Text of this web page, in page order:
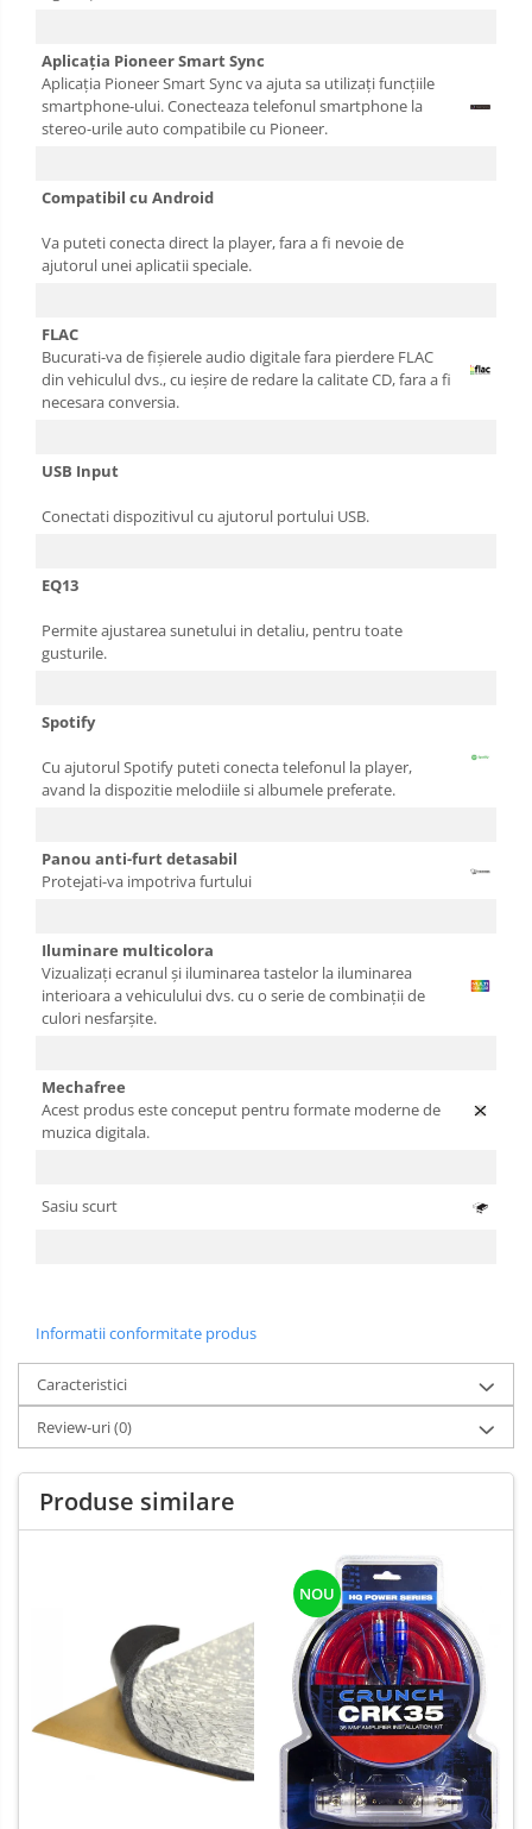
Aplicația Pioneer Smart Sync
Aplicația Pioneer Smart Sync va ajuta sa utilizați funcțiile
smartphone-ului. Conecteaza telefonul smartphone la
stereo-urile auto compatibile cu Pioneer.
Compatibil cu Android
Va puteti conecta direct la player, fara a fi nevoie de
ajutorul unei aplicatii speciale.
FLAC
Bucurati-va de fișierele audio digitale fara pierdere FLAC
din vehiculul dvs., cu ieșire de redare la calitate CD, fara a fi
necesara conversia.
USB Input
Conectati dispozitivul cu ajutorul portului USB.
EQ13
Permite ajustarea sunetului in detaliu, pentru toate
gusturile.
Spotify
Cu ajutorul Spotify puteti conecta telefonul la player,
avand la dispozitie melodiile si albumele preferate.
Panou anti-furt detasabil
Protejati-va impotriva furtului
Iluminare multicolora
Vizualizați ecranul și iluminarea tastelor la iluminarea
interioara a vehiculului dvs. cu o serie de combinații de
culori nesfarșite.
Mechafree
Acest produs este conceput pentru formate moderne de
muzica digitala.
Sasiu scurt
Informatii conformitate produs
Caracteristici
Review-uri(0)
Produse similare
NOU